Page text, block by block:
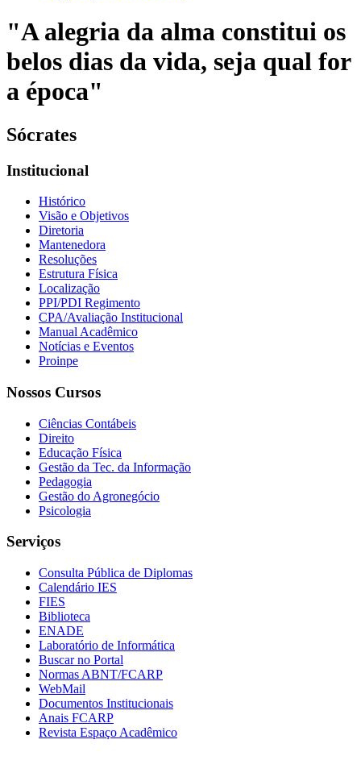
"A alegria da alma constitui os
belos dias da vida, seja qual for
a época"
Sócrates
Institucional
Histórico
Visão e Objetivos
Diretoria
Mantenedora
Resoluções
Estrutura Física
Localização
PPI/PDI Regimento
CPA/Avaliação Institucional
Manual Acadêmico
Notícias e Eventos
Proinpe
Nossos Cursos
Ciências Contábeis
Direito
Educação Física
Gestão da Tec. da Informação
Pedagogia
Gestão do Agronegócio
Psicologia
Serviços
Consulta Pública de Diplomas
Calendário IES
FIES
Biblioteca
ENADE
Laboratório de Informática
Buscar no Portal
Normas ABNT/FCARP
WebMail
Documentos Institucionais
Anais FCARP
Revista Espaço Acadêmico